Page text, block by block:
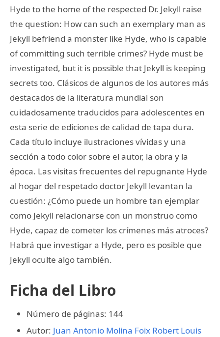
Hyde to the home of the respected Dr. Jekyll raise
the question: How can such an exemplary man as
Jekyll befriend a monster like Hyde, who is capable
of committing such terrible crimes? Hyde must be
investigated, but it is possible that Jekyll is keeping
secrets too. Clásicos de algunos de los autores más
destacados de la literatura mundial son
cuidadosamente traducidos para adolescentes en
esta serie de ediciones de calidad de tapa dura.
Cada título incluye ilustraciones vívidas y una
sección a todo color sobre el autor, la obra y la
época. Las visitas frecuentes del repugnante Hyde
al hogar del respetado doctor Jekyll levantan la
cuestión: ¿Cómo puede un hombre tan ejemplar
como Jekyll relacionarse con un monstruo como
Hyde, capaz de cometer los crímenes más atroces?
Habrá que investigar a Hyde, pero es posible que
Jekyll oculte algo también.
Ficha del Libro
Número de páginas: 144
Autor: Juan Antonio Molina Foix Robert Louis